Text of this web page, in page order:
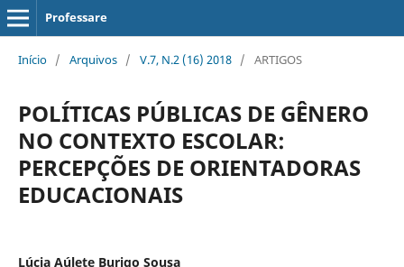
Professare
Início / Arquivos / V.7, N.2 (16) 2018 / ARTIGOS
POLÍTICAS PÚBLICAS DE GÊNERO
NO CONTEXTO ESCOLAR:
PERCEPÇÕES DE ORIENTADORAS
EDUCACIONAIS
Lúcia Aúlete Burigo Sousa